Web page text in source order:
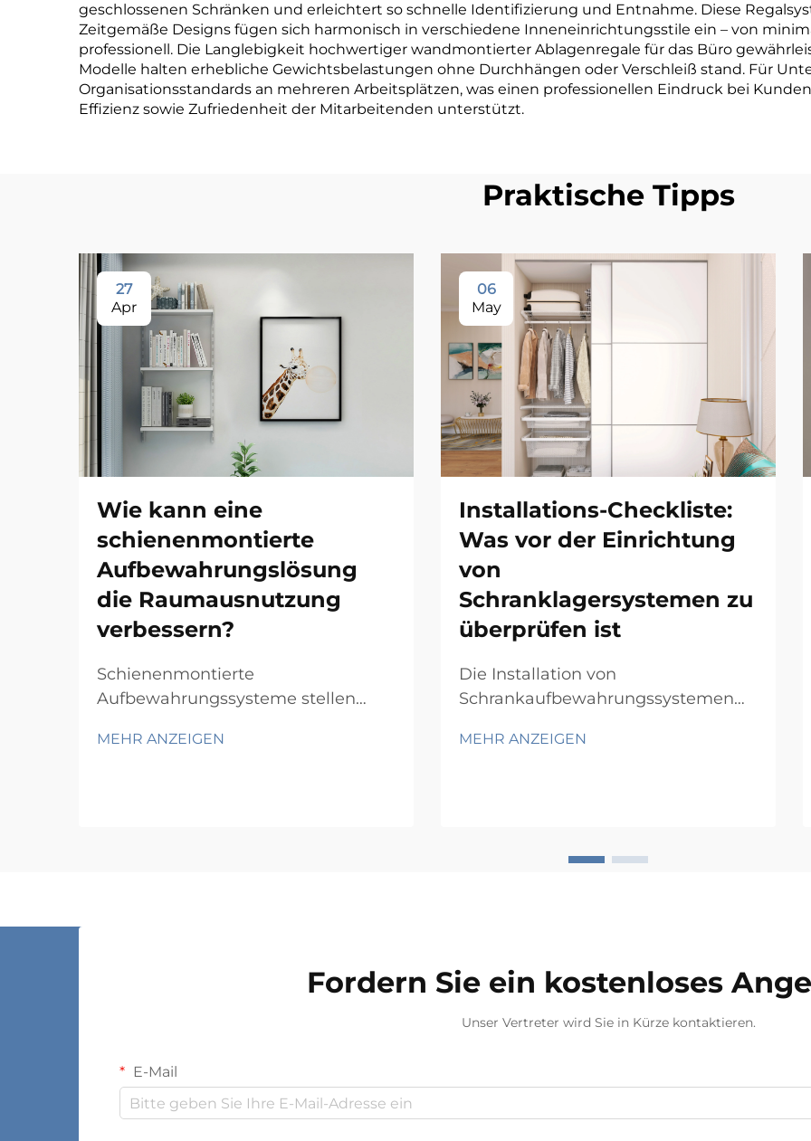
geschlossenen Schränken und erleichtert so schnelle Identifizierung und Entnahme. Diese
Zeitgemäße Designs fügen sich harmonisch in verschiedene Inneneinrichtungsstile ein – von
professionell. Die Langlebigkeit hochwertiger wandmontierter Ablagenregale für das Büro
Modelle halten erhebliche Gewichtsbelastungen ohne Durchhängen oder Verschleiß stand. Für
Organisationsstandards an mehreren Arbeitsplätzen, was einen professionellen Eindruck bei
Effizienz sowie Zufriedenheit der Mitarbeitenden unterstützt.
Praktische Tipps
27
Apr
Wie kann eine
schienenmontierte
Aufbewahrungslösung
die Raumausnutzung
verbessern?
Schienenmontierte
Aufbewahrungssysteme stellen
Maximierung der Raumeffizienz in
MEHR ANZEIGEN
06
May
Installations-Checkliste:
Was vor der Einrichtung
von
Schranklagersystemen zu
überprüfen ist
Die Installation von
Schrankaufbewahrungssystemen
und systematische Überprüfung,
erfolgreiche Installationen von
MEHR ANZEIGEN
Fordern Sie ein kostenloses
Unser Vertreter wird Sie in Kürze kontaktieren.
E-Mail